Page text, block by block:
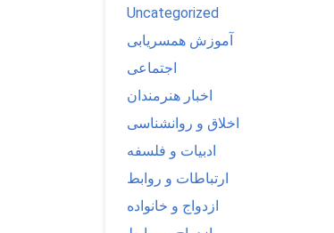
Uncategorized
آموزش همسریابی
اجتماعی
اخبار هنرمندان
اخلاق و روانشناسی
ادبیات و فلسفه
ارتباطات و روابط
ازدواج و خانواده